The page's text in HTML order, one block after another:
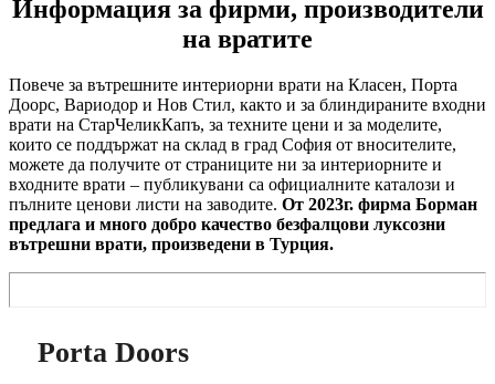
Информация за фирми, производители
на вратите
Повече за вътрешните интериорни врати на Класен, Порта
Доорс, Вариодор и Нов Стил, както и за блиндираните входни
врати на СтарЧеликКапъ, за техните цени и за моделите,
които се поддържат на склад в град София от вносителите,
можете да получите от страниците ни за интериорните и
входните врати – публикувани са официалните каталози и
пълните ценови листи на заводите. От 2023г. фирма Борман
предлага и много добро качество безфалцови луксозни
вътрешни врати, произведени в Турция.
Porta Doors